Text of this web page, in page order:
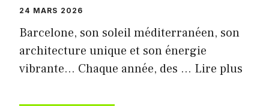
24 MARS 2026
Barcelone, son soleil méditerranéen, son
architecture unique et son énergie
vibrante… Chaque année, des … Lire plus